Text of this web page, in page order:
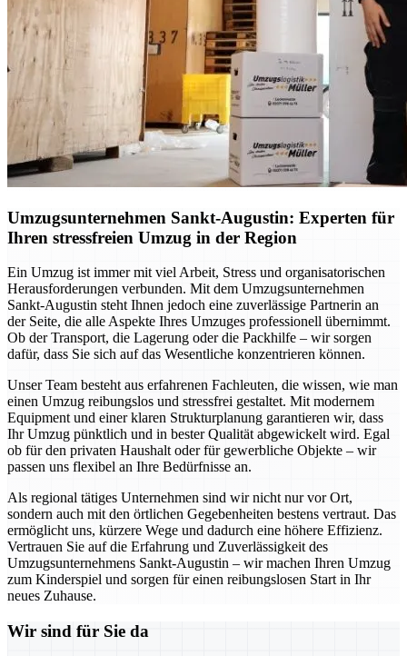
Umzugsunternehmen Sankt-Augustin: Experten für
Ihren stressfreien Umzug in der Region
Ein Umzug ist immer mit viel Arbeit, Stress und organisatorischen
Herausforderungen verbunden. Mit dem Umzugsunternehmen
Sankt-Augustin steht Ihnen jedoch eine zuverlässige Partnerin an
der Seite, die alle Aspekte Ihres Umzuges professionell übernimmt.
Ob der Transport, die Lagerung oder die Packhilfe – wir sorgen
dafür, dass Sie sich auf das Wesentliche konzentrieren können.
Unser Team besteht aus erfahrenen Fachleuten, die wissen, wie man
einen Umzug reibungslos und stressfrei gestaltet. Mit modernem
Equipment und einer klaren Strukturplanung garantieren wir, dass
Ihr Umzug pünktlich und in bester Qualität abgewickelt wird. Egal
ob für den privaten Haushalt oder für gewerbliche Objekte – wir
passen uns flexibel an Ihre Bedürfnisse an.
Als regional tätiges Unternehmen sind wir nicht nur vor Ort,
sondern auch mit den örtlichen Gegebenheiten bestens vertraut. Das
ermöglicht uns, kürzere Wege und dadurch eine höhere Effizienz.
Vertrauen Sie auf die Erfahrung und Zuverlässigkeit des
Umzugsunternehmens Sankt-Augustin – wir machen Ihren Umzug
zum Kinderspiel und sorgen für einen reibungslosen Start in Ihr
neues Zuhause.
Wir sind für Sie da